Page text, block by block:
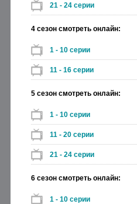
21 - 24 серии
4 сезон смотреть онлайн:
1 - 10 серии
11 - 16 серии
5 сезон смотреть онлайн:
1 - 10 серии
11 - 20 серии
21 - 24 серии
6 сезон смотреть онлайн:
1 - 10 серии